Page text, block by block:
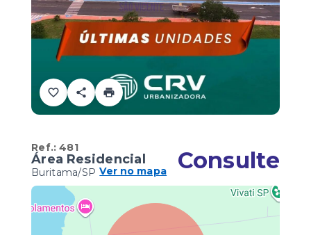
Ref.:481
Área Residencial
Buritama/SP Ver no mapa Consulte